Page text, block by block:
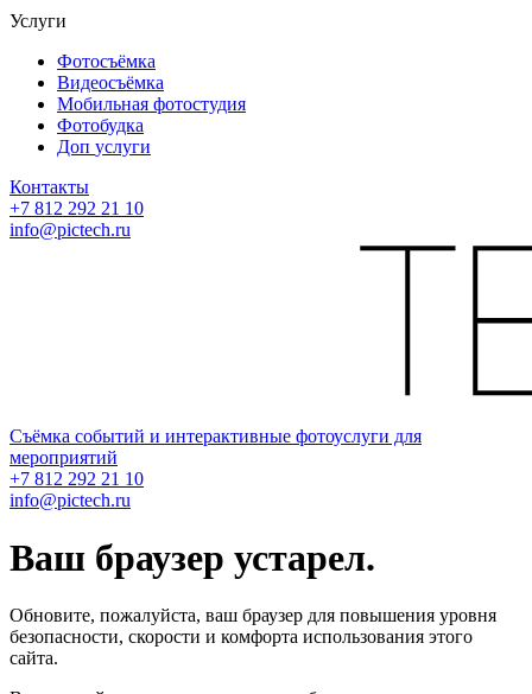
Услуги
Фотосъёмка
Видеосъёмка
Мобильная фотостудия
Фотобудка
Доп услуги
Контакты
+7 812 292 21 10
info@pictech.ru
Съёмка событий и интерактивные фотоуслуги для
мероприятий
+7 812 292 21 10
info@pictech.ru
Ваш браузер устарел.
Обновите, пожалуйста, ваш браузер для повышения уровня
безопасности, скорости и комфорта использования этого
сайта.